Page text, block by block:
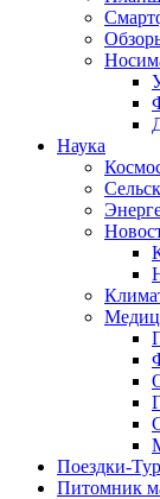
Наука
Поездки-
Питомник